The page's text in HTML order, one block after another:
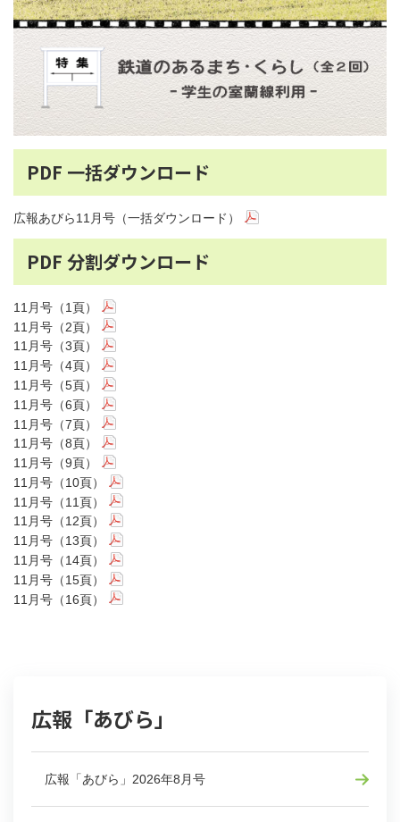
PDF 一括ダウンロード
広報あびら11月号（一括ダウンロード）
PDF 分割ダウンロード
11月号（1頁）
11月号（2頁）
11月号（3頁）
11月号（4頁）
11月号（5頁）
11月号（6頁）
11月号（7頁）
11月号（8頁）
11月号（9頁）
11月号（10頁）
11月号（11頁）
11月号（12頁）
11月号（13頁）
11月号（14頁）
11月号（15頁）
11月号（16頁）
広報「あびら」
広報「あびら」2026年8月号